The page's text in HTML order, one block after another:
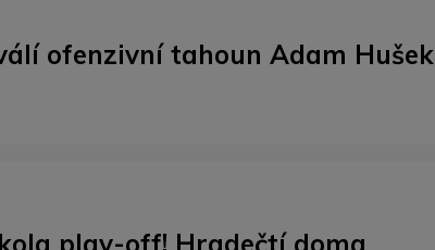
ofenzivní tahoun Adam Hušek
play-off! Hradečtí doma